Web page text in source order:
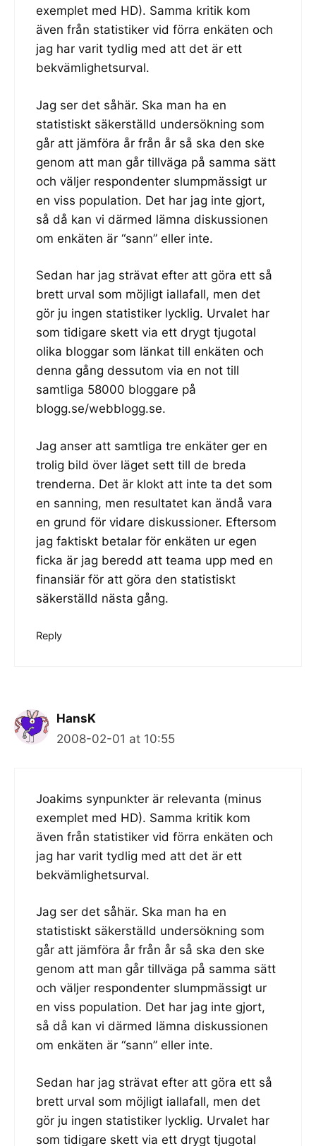
exemplet med HD). Samma kritik kom
även från statistiker vid förra enkäten och
jag har varit tydlig med att det är ett
bekvämlighetsurval.
Jag ser det såhär. Ska man ha en
statistiskt säkerställd undersökning som
går att jämföra år från år så ska den ske
genom att man går tillväga på samma sätt
och väljer respondenter slumpmässigt ur
en viss population. Det har jag inte gjort,
så då kan vi därmed lämna diskussionen
om enkäten är “sann” eller inte.
Sedan har jag strävat efter att göra ett så
brett urval som möjligt iallafall, men det
gör ju ingen statistiker lycklig. Urvalet har
som tidigare skett via ett drygt tjugotal
olika bloggar som länkat till enkäten och
denna gång dessutom via en not till
samtliga 58000 bloggare på
blogg.se/webblogg.se.
Jag anser att samtliga tre enkäter ger en
trolig bild över läget sett till de breda
trenderna. Det är klokt att inte ta det som
en sanning, men resultatet kan ändå vara
en grund för vidare diskussioner. Eftersom
jag faktiskt betalar för enkäten ur egen
ficka är jag beredd att teama upp med en
finansiär för att göra den statistiskt
säkerställd nästa gång.
Reply
HansK
2008-02-01 at 10:55
Joakims synpunkter är relevanta (minus
exemplet med HD). Samma kritik kom
även från statistiker vid förra enkäten och
jag har varit tydlig med att det är ett
bekvämlighetsurval.
Jag ser det såhär. Ska man ha en
statistiskt säkerställd undersökning som
går att jämföra år från år så ska den ske
genom att man går tillväga på samma sätt
och väljer respondenter slumpmässigt ur
en viss population. Det har jag inte gjort,
så då kan vi därmed lämna diskussionen
om enkäten är “sann” eller inte.
Sedan har jag strävat efter att göra ett så
brett urval som möjligt iallafall, men det
gör ju ingen statistiker lycklig. Urvalet har
som tidigare skett via ett drygt tjugotal